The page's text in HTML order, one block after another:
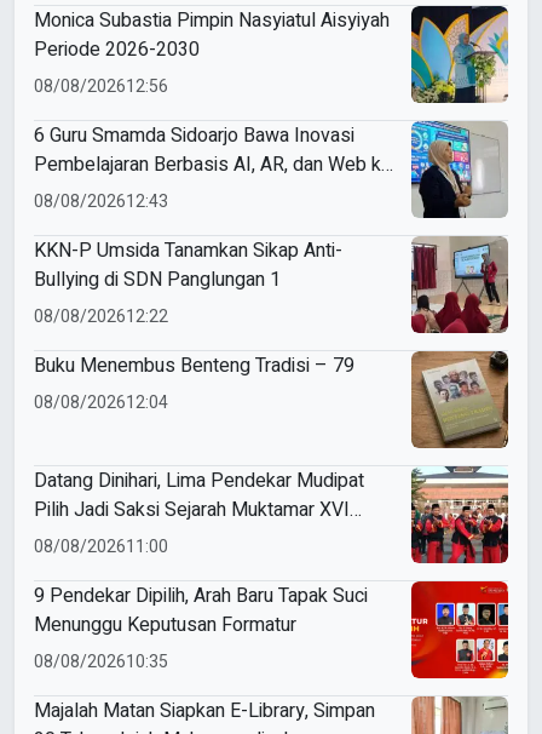
Monica Subastia Pimpin Nasyiatul Aisyiyah
Periode 2026-2030
08/08/202612:56
6 Guru Smamda Sidoarjo Bawa Inovasi
Pembelajaran Berbasis AI, AR, dan Web ke
ME Award 2026
08/08/202612:43
KKN-P Umsida Tanamkan Sikap Anti-
Bullying di SDN Panglungan 1
08/08/202612:22
Buku Menembus Benteng Tradisi – 79
08/08/202612:04
Datang Dinihari, Lima Pendekar Mudipat
Pilih Jadi Saksi Sejarah Muktamar XVI
Tapak Suci
08/08/202611:00
9 Pendekar Dipilih, Arah Baru Tapak Suci
Menunggu Keputusan Formatur
08/08/202610:35
Majalah Matan Siapkan E-Library, Simpan